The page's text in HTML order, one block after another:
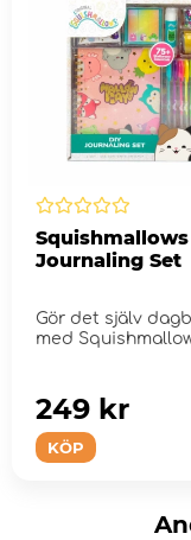
Squishmallows
Journaling Set
Gör det själv
med
KÖP
249 kr